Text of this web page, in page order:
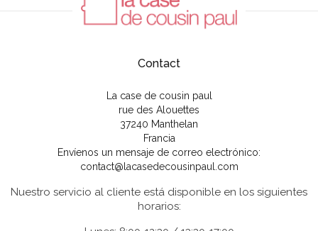
Contact
La case de cousin paul
rue des Alouettes
37240 Manthelan
Francia
Envíenos un mensaje de correo electrónico:
contact@lacasedecousinpaul.com
Nuestro servicio al cliente está disponible en los siguientes
horarios: